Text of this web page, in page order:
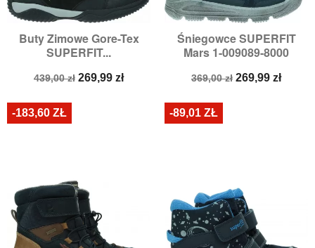
Buty Zimowe Gore-Tex
SUPERFIT...
Cena
439,00 zł Cena
269,99 zł
Śniegowce SUPERFIT
Mars 1-009089-8000
Cena
369,00 zł Cena
269,99 zł
-183,60 ZŁ -89,01 ZŁ